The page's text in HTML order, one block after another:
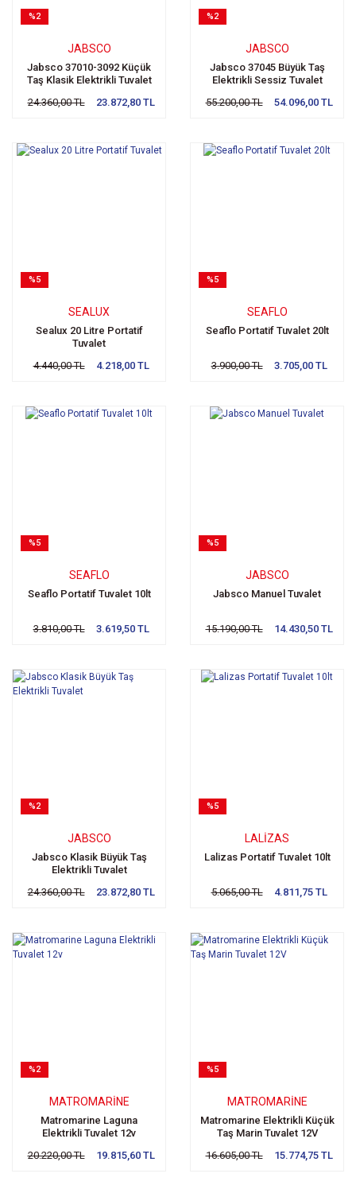
%2
JABSCO
Jabsco 37010-3092 Küçük
Taş Klasik Elektrikli Tuvalet
24.360,00 TL
23.872,80 TL
%2
JABSCO
Jabsco 37045 Büyük Taş
Elektrikli Sessiz Tuvalet
55.200,00 TL
54.096,00 TL
%5
SEALUX
Sealux 20 Litre Portatif
Tuvalet
4.440,00 TL
4.218,00 TL
%5
SEAFLO
Seaflo Portatif Tuvalet 20lt
3.900,00 TL 3.705,00 TL
%5
SEAFLO
Seaflo Portatif Tuvalet 10lt
3.810,00 TL 3.619,50 TL
%5
JABSCO
Jabsco Manuel Tuvalet
15.190,00 TL 14.430,50 TL
%2
JABSCO
Jabsco Klasik Büyük Taş
Elektrikli Tuvalet
24.360,00 TL
23.872,80 TL
%5
LALIZAS
Lalizas Portatif Tuvalet 10lt
5.065,00 TL 4.811,75 TL
%2
MATROMARINE
Matromarine Laguna
Elektrikli Tuvalet 12v
20.220,00 TL
19.815,60 TL
%5
MATROMARINE
Matromarine Elektrikli Küçük
Taş Marin Tuvalet 12V
16.605,00 TL
15.774,75 TL